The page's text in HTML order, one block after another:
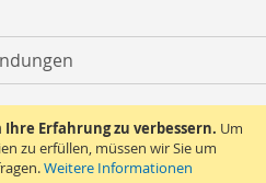
Erfahrung zu verbessern. Um
zu erfüllen, müssen wir Sie um
Weitere Informationen